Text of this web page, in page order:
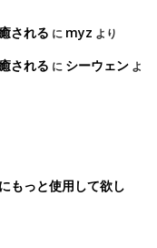
される に myz より
される に シーウェン よ
もっと使用して欲し